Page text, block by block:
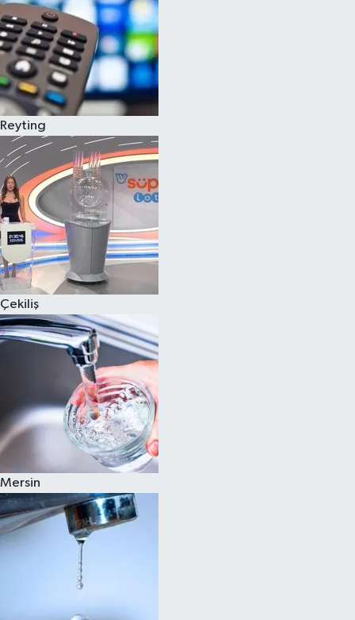
Reyting
Çekiliş
Mersin